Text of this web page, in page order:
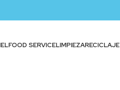
FOOD SERVICELIMPIEZARECICLAJE